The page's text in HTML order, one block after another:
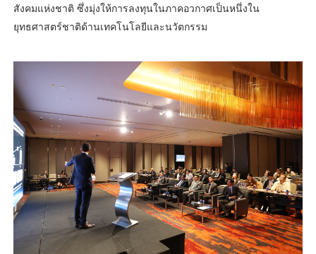
สังคมแห่งชาติ ซึ่งมุ่งให้การลงทุนในภาคอวกาศเป็นหนึ่งใน
ยุทธศาสตร์ชาติด้านเทคโนโลยีและนวัตกรรม